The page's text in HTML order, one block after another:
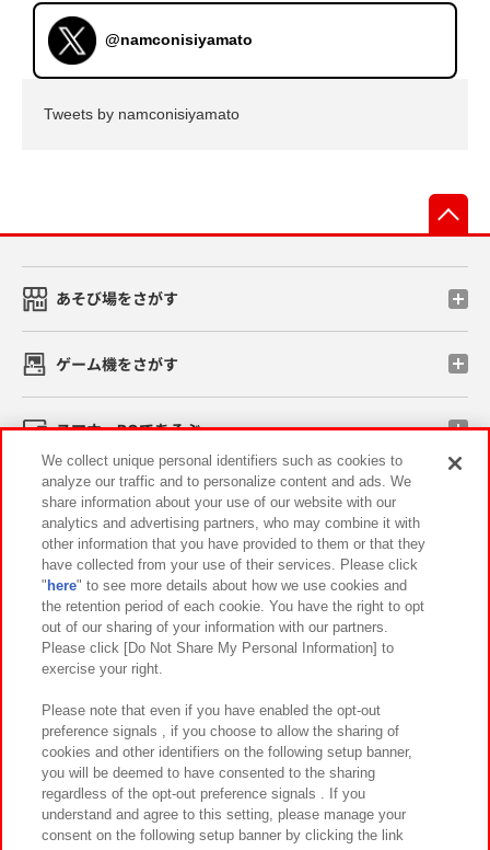
@namconisiyamato
Tweets by namconisiyamato
あそび場をさがす
ゲーム機をさがす
スマホ・PCであそぶ
イベント・キャンペーン
関連会社 サステナビリティ サイトポリシー
プライバシーポリシー ウェブアクセシビリティ方針と検証結果
お取引先さまとともに
カスタマーハラスメント対応方針 よくあるご質問・お問い合わせ
We collect unique personal identifiers such as cookies to
analyze our traffic and to personalize content and ads. We
share information about your use of our website with our
analytics and advertising partners, who may combine it with
other information that you have provided to them or that they
have collected from your use of their services. Please click
" here" to see more details about how we use cookies and
the retention period of each cookie. You have the right to opt
out of our sharing of your information with our partners.
Please click [Do Not Share My Personal Information] to
exercise your right.
Please note that even if you have enabled the opt-out
preference signals , if you choose to allow the sharing of
cookies and other identifiers on the following setup banner,
you will be deemed to have consented to the sharing
regardless of the opt-out preference signals . If you
understand and agree to this setting, please manage your
consent on the following setup banner by clicking the link